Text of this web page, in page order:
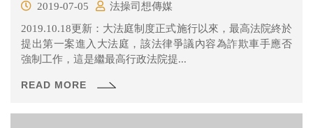
2019-07-05
法操司想傳媒
2019.10.18更新：大法庭制度正式施行以來，最高法院終於
提出第一案進入大法庭，該法律爭議內容為詐欺車手應否
強制工作，這是繼最高行政法院提...
READ MORE